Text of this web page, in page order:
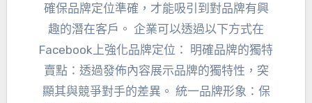
確保品牌定位準確，才能吸引到對品牌有興
趣的潛在客戶。 企業可以透過以下方式在
Facebook上強化品牌定位： 明確品牌的獨特
賣點：透過發佈內容展示品牌的獨特性，突
顯其與競爭對手的差異。 統一品牌形象：保